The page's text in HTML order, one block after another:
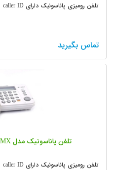
تلفن رومیزی پاناسونیک دارای caller ID
تماس بگیرید
تلفن پاناسونیک مدل Panasonic KX-TS580MX
تلفن رومیزی پاناسونیک دارای caller ID